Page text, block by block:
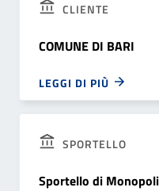
CLIENTE
COMUNE DI BARI
LEGGI DI PIÙ
SPORTELLO
Sportello di